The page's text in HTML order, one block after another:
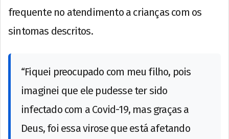
frequente no atendimento a crianças com os
sintomas descritos.
“Fiquei preocupado com meu filho, pois
imaginei que ele pudesse ter sido
infectado com a Covid-19, mas graças a
Deus, foi essa virose que está afetando